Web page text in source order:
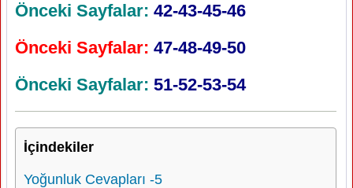
Önceki Sayfalar: 42-43-45-46
Önceki Sayfalar: 47-48-49-50
Önceki Sayfalar: 51-52-53-54
İçindekiler
Yoğunluk Cevapları -5